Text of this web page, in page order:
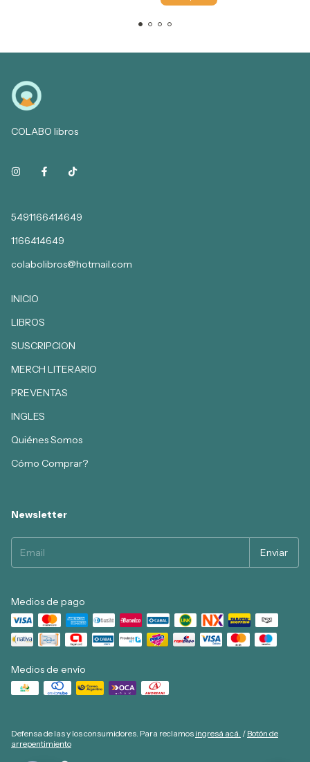
COLABO libros
5491166414649
1166414649
colabolibros@hotmail.com
INICIO
LIBROS
SUSCRIPCION
MERCH LITERARIO
PREVENTAS
INGLES
Quiénes Somos
Cómo Comprar?
Newsletter
Medios de pago
Medios de envío
Defensa de las y los consumidores. Para reclamos ingresá acá. / Botón de
arrepentimiento